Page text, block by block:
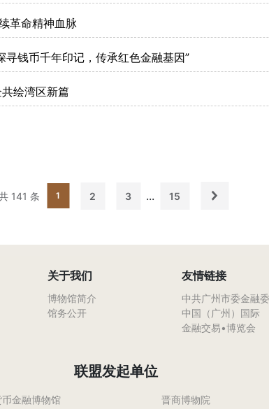
革命精神血脉
寻钱币千年印记，传承红色金融基因”
绘湾区新篇
141 条 1 2 3 ... 15
关于我们
博物馆简介
馆务公开
友情链接
中共广州市委金融
中国（广州）国际
金融交易•博览会
联盟发起单位
币金融博物馆 晋商博物院